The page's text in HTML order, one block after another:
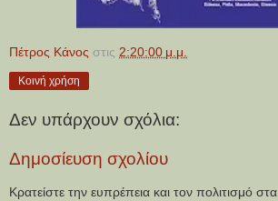
Πέτρος Κάνος στις 2:20:00 μ.μ.
Κοινή χρήση
Δεν υπάρχουν σχόλια:
Δημοσίευση σχολίου
Κρατείστε την ευπρέπεια και τον πολιτισμό στα